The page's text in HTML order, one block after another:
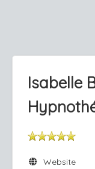
Isabelle
Website